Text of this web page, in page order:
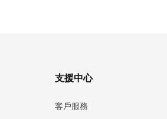
支援中心
客戶服務